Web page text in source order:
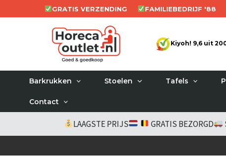
naar
GRATIS VERZENDING FAMILIEBEDRIJF '88
Kiyoh! 9,6 uit
Barkrukken Stoelen Tafels
Contact
LAAGSTE PRIJS GRATIS BEZORGD